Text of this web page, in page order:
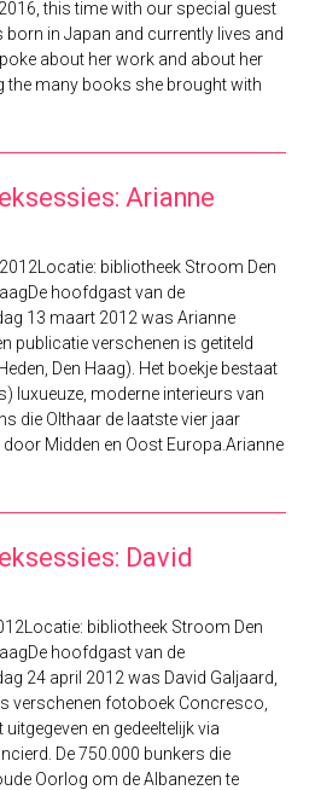
this time with our special guest
in Japan and currently lives and
about her work and about her
the many books she brought with
Arianne
bibliotheek Stroom Den
hoofdgast van de
13 maart 2012 was Arianne
publicatie verschenen is getiteld
Den Haag). Het boekje bestaat
luxueuze, moderne interieurs van
die Olthaar de laatste vier jaar
Midden en Oost Europa.Arianne
David
bibliotheek Stroom Den
hoofdgast van de
24 april 2012 was David Galjaard,
verschenen fotoboek Concresco,
en gedeeltelijk via
De 750.000 bunkers die
Oorlog om de Albanezen te